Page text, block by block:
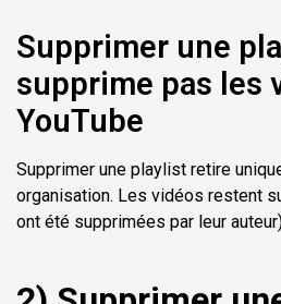
Supprimer une
supprime pas les
YouTube
Supprimer une playlist retire
organisation. Les vidéos restent
ont été supprimées par leur